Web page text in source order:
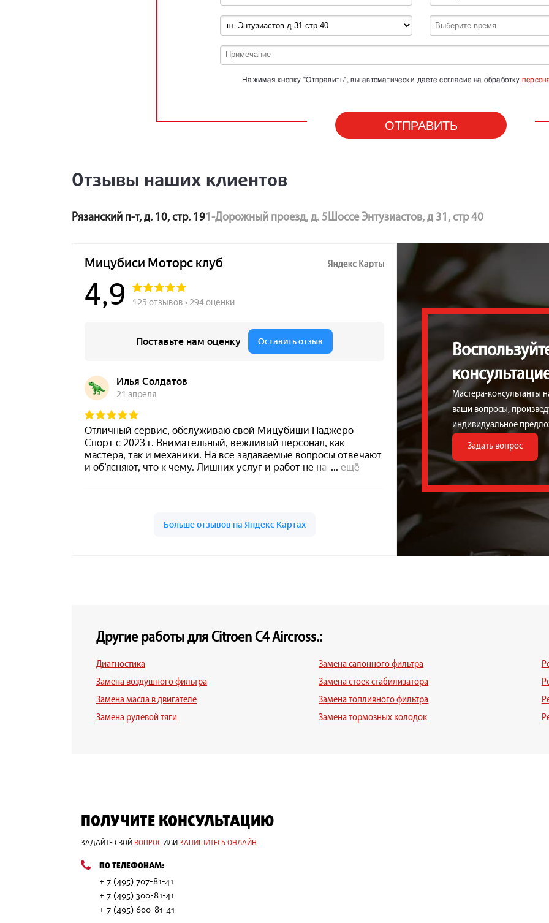
Нажимая кнопку "Отправить", вы автоматически даете согласие на обработку
Отзывы наших клиентов
Рязанский п-т, д. 10, стр. 191-Дорожный проезд, д. 5Шоссе Энтузиастов, д 31, стр 40
Мастера-консультанты
ваши вопросы,
индивидуальное
Задать вопрос
Другие работы для Citroen C4 Aircross.:
Диагностика
Замена воздушного фильтра
Замена масла в двигателе
Замена рулевой тяги
Замена салонного фильтра
Замена стоек стабилизатора
Замена топливного фильтра
Замена тормозных колодок
ПОЛУЧИТЕ КОНСУЛЬТАЦИЮ
ЗАДАЙТЕ СВОЙВОПРОС ИЛИЗАПИШИТЕСЬ ОНЛАЙН
ПО ТЕЛЕФОНАМ:
+ 7 (495) 707-81-41
+ 7 (495) 300-81-41
+ 7 (495) 600-81-41